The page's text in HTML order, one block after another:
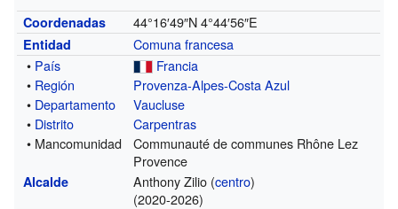
Coordenadas 44°16′49″N 4°44′56″E
Entidad
Comuna francesa
• País
Francia
• Región
Provenza-Alpes-Costa Azul
• Departamento
Vaucluse
• Distrito
Carpentras
• Mancomunidad
Communauté de communes Rhône Lez
Provence
Alcalde Anthony Zilio (centro)
(2020-2026)